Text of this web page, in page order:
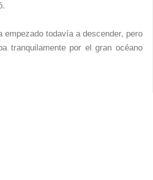
empezado todavía a descender, pero
tranquilamente por el gran océano